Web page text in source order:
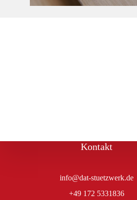
Kontakt
info@dat-stuetzwerk.de
+49 172 5331836